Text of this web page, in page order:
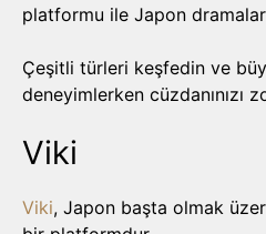
platformu ile Japon
Çeşitli türleri keşfedin ve
deneyimlerken cüzdanınızı
Viki
Viki, Japon başta olmak